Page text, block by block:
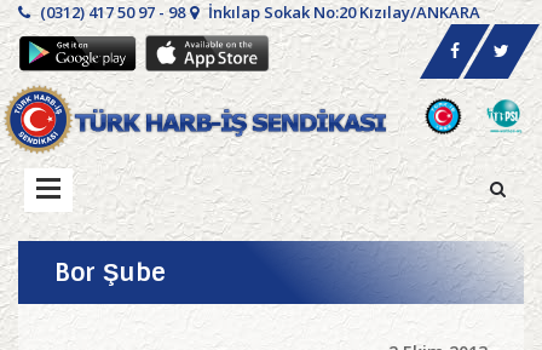
(0312) 417 50 97 - 98 İnkılap Sokak No:20 Kızılay/ANKARA
Bor Şube